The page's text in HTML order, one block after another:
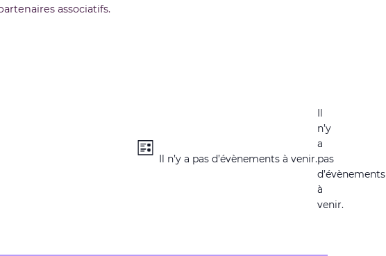
associatifs.
n’y
a
pas
d’évènements
à
venir.
Il n’y a pas d’évènements à venir.
Navigation
par
Navigation
de
Liste